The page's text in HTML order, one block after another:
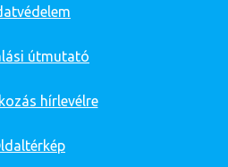
útmutató
hírlevélre